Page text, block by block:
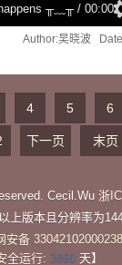
╥﹏╥/00:00
Author:吴晓波
4 5 6
下一页 末页
Cecil.Wu浙
上版本且分辨率为
安备
全运行: 3860天】